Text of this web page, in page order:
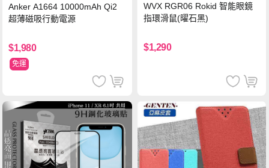
Anker A1664 10000mAh Qi2
超薄磁吸行動電源
$1,980
免運
WVX RGR06 Rokid 智能眼鏡
指環滑鼠(曜石黑)
$1,290